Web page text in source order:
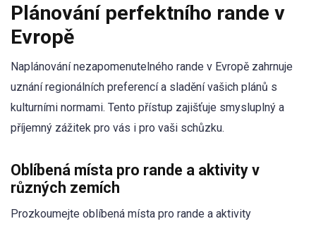
Plánování perfektního rande v
Evropě
Naplánování nezapomenutelného rande v Evropě zahrnuje
uznání regionálních preferencí a sladění vašich plánů s
kulturními normami. Tento přístup zajišťuje smysluplný a
příjemný zážitek pro vás i pro vaši schůzku.
Oblíbená místa pro rande a aktivity v
různých zemích
Prozkoumejte oblíbená místa pro rande a aktivity